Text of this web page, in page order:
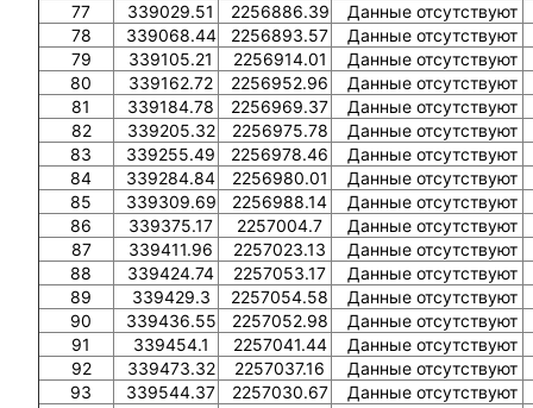
77
339029.51 2256886.39
Данные отсутствуют
78
339068.44 2256893.57
Данные отсутствуют
79
339105.21 2256914.01
Данные отсутствуют
80
339162.72 2256952.96
Данные отсутствуют
81
339184.78 2256969.37
Данные отсутствуют
82
339205.32 2256975.78
Данные отсутствуют
83
339255.49 2256978.46
Данные отсутствуют
84
339284.84 2256980.01
Данные отсутствуют
85
339309.69 2256988.14
Данные отсутствуют
86
339375.17 2257004.7
Данные отсутствуют
87
339411.96 2257023.13
Данные отсутствуют
88
339424.74 2257053.17
Данные отсутствуют
89
339429.3 2257054.58
Данные отсутствуют
90
339436.55 2257052.98
Данные отсутствуют
91
339454.1 2257041.44
Данные отсутствуют
92
339473.32 2257037.16
Данные отсутствуют
93
339544.37 2257030.67
Данные отсутствуют